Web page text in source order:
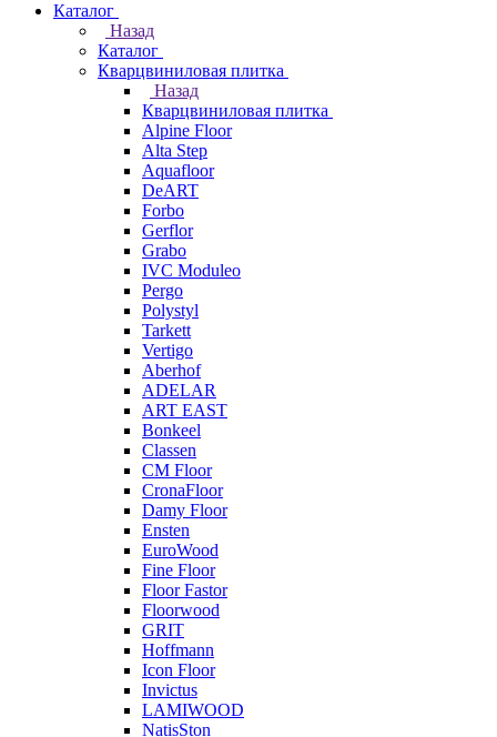
Каталог
Назад
Каталог
Кварцвиниловая плитка
Назад
Кварцвиниловая плитка
Alpine Floor
Alta Step
Aquafloor
DeART
Forbo
Gerflor
Grabo
IVC Moduleo
Pergo
Polystyl
Tarkett
Vertigo
Aberhof
ADELAR
ART EAST
Bonkeel
Classen
CM Floor
CronaFloor
Damy Floor
Ensten
EuroWood
Fine Floor
Floor Fastor
Floorwood
GRIT
Hoffmann
Icon Floor
Invictus
LAMIWOOD
NatisSton